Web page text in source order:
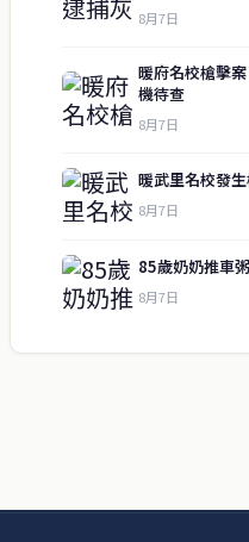
8月7日
暖府名校槍擊
機待查
8月7日
暖武里名校發
8月7日
85歲奶奶推車
8月7日